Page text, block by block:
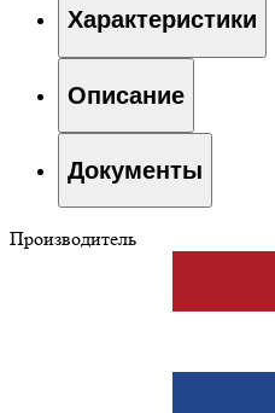
Характеристики
Описание
Документы
Производитель